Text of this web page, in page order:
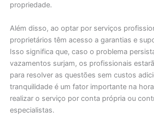
propriedade.
Além disso, ao optar por serviços
proprietários têm acesso a garantias e
Isso significa que, caso o problema
vazamentos surjam, os profissionais
para resolver as questões sem custos
tranquilidade é um fator importante na
realizar o serviço por conta própria ou
especialistas.